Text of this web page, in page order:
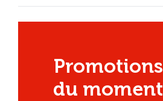
Promotions
du moment